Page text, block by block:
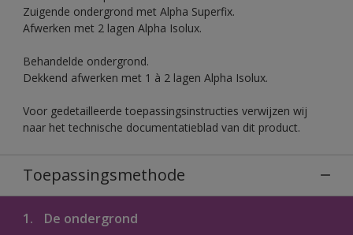
Zuigende ondergrond met Alpha Superfix.
Afwerken met 2 lagen Alpha Isolux.
Behandelde ondergrond.
Dekkend afwerken met 1 à 2 lagen Alpha Isolux.
Voor gedetailleerde toepassingsinstructies verwijzen wij
naar het technische documentatieblad van dit product.
Toepassingsmethode
1. De ondergrond